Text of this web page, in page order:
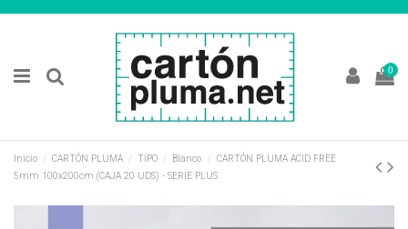
0
Inicio CARTÓN PLUMA TIPO Blanco
CARTÓN PLUMA ACID FREE
5mm 100x200cm (CAJA 20 UDS) - SERIE PLUS